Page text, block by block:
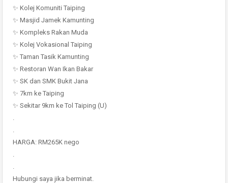
✨ Kolej Komuniti Taiping
✨ Masjid Jamek Kamunting
✨ Kompleks Rakan Muda
✨ Kolej Vokasional Taiping
✨ Taman Tasik Kamunting
✨ Restoran Wan Ikan Bakar
✨ SK dan SMK Bukit Jana
✨ 7km ke Taiping
✨ Sekitar 9km ke Tol Taiping (U)
.
.
HARGA: RM265K nego
.
.
Hubungi saya jika berminat.